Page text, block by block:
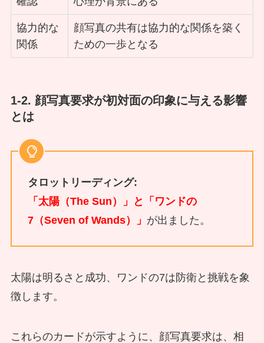
協力的な
関係
顔写真の共有は協力的な関係を築く
ための一歩となる
1-2. 顔写真要求が初対面の印象に与える影響
とは
タロットリーディング:
「太陽（The Sun）」と「ワンドの
7（Seven of Wands）」 が出ました。
太陽は明るさと成功、ワンドの7は防衛と挑戦を象
徴します。
これらのカードが示すように、顔写真要求は、相